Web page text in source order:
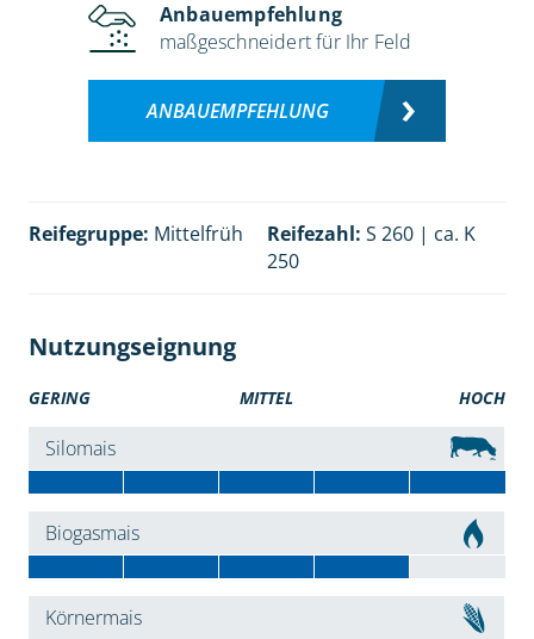
Anbauempfehlung
maßgeschneidert für Ihr Feld
ANBAUEMPFEHLUNG
Reifegruppe: Mittelfrüh Reifezahl: S 260 | ca. K
250
Nutzungseignung
GERING MITTEL HOCH
Silomais
Biogasmais
Körnermais